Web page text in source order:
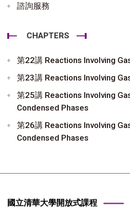
諮詢服務
CHAPTERS
第22講 Reactions Involving
第23講 Reactions Involving
第25講 Reactions Involving
Condensed Phases
第26講 Reactions Involving
Condensed Phases
國立清華大學開放式課程